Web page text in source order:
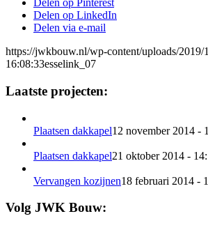
Delen op Pinterest
Delen op LinkedIn
Delen via e-mail
https://jwkbouw.nl/wp-content/uploads/2019/
16:08:33esselink_07
Laatste projecten:
Plaatsen dakkapel12 november 2014 -
Plaatsen dakkapel21 oktober 2014 -
Vervangen kozijnen18 februari 2014 -
Volg JWK Bouw: